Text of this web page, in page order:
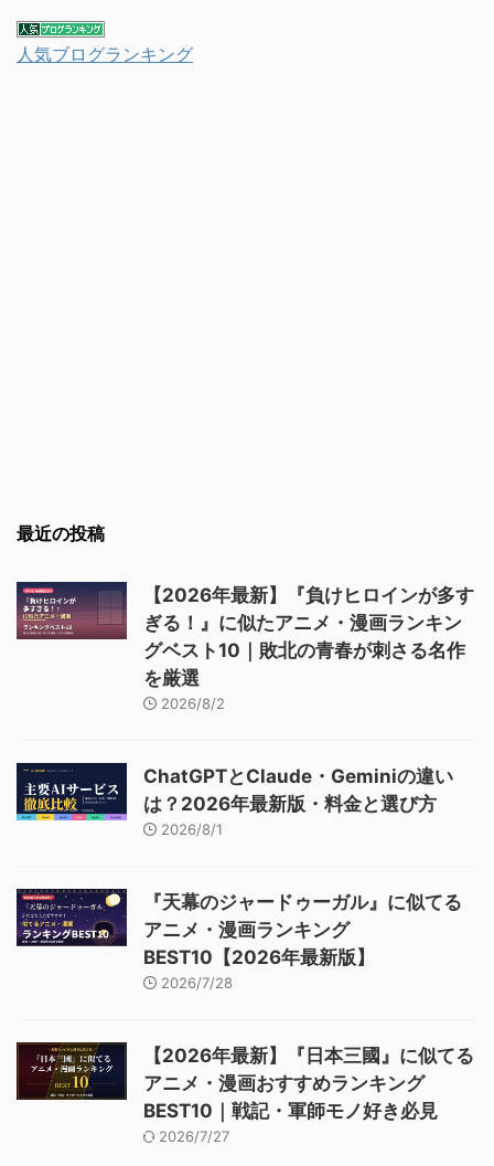
人気ブログランキング
最近の投稿
【2026年最新】『負けヒロインが多す
ぎる！』に似たアニメ・漫画ランキン
グベスト10｜敗北の青春が刺さる名作
を厳選
2026/8/2
ChatGPTとClaude・Geminiの違い
は？2026年最新版・料金と選び方
2026/8/1
『天幕のジャードゥーガル』に似てる
アニメ・漫画ランキング
BEST10【2026年最新版】
2026/7/28
【2026年最新】『日本三國』に似てる
アニメ・漫画おすすめランキング
BEST10｜戦記・軍師モノ好き必見
2026/7/27